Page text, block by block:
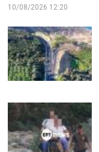
10/08/2026 12:20